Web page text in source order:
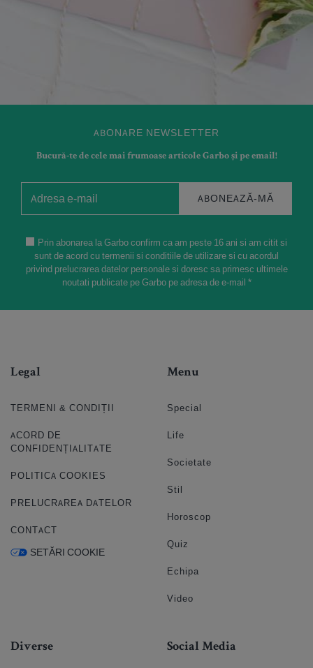
ABONARE NEWSLETTER
Bucură-te de cele mai frumoase articole Garbo și pe email!
ABONEAZĂ-MĂ
Prin abonarea la Garbo confirm ca am peste 16 ani si am citit si
sunt de acord cu termenii si conditiile de utilizare si cu acordul
privind prelucrarea datelor personale si doresc sa primesc ultimele
noutati publicate pe Garbo pe adresa de e-mail *
Legal
TERMENI & CONDIȚII
ACORD DE
CONFIDENȚIALITATE
POLITICA COOKIES
PRELUCRAREA DATELOR
CONTACT
SETĂRI COOKIE
Menu
Special
Life
Societate
Stil
Horoscop
Quiz
Echipa
Video
Diverse Social Media